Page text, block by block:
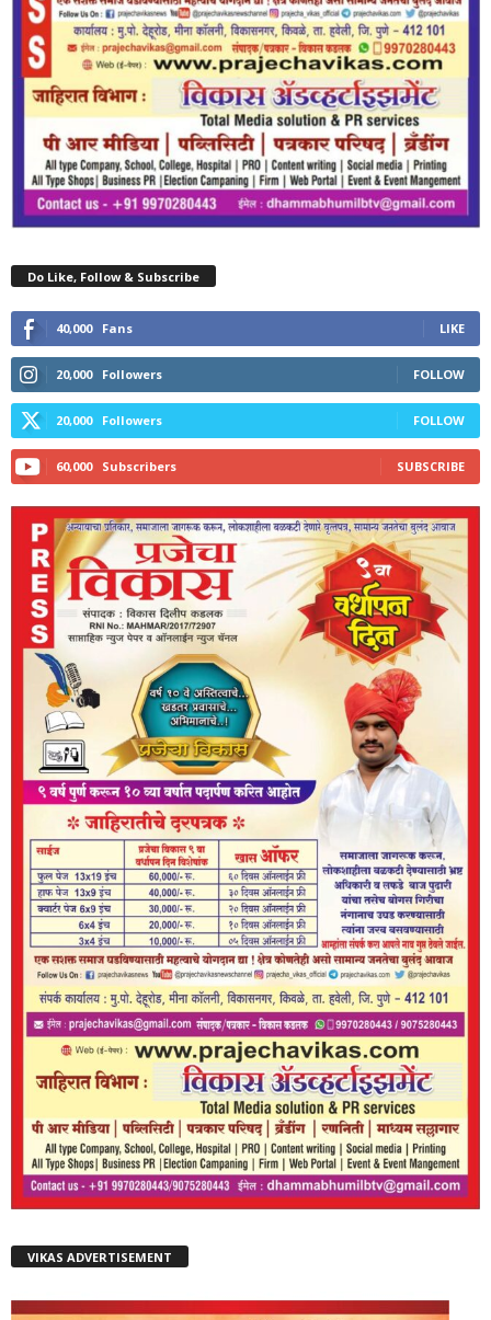
Do Like, Follow & Subscribe
40,000 Fans LIKE
20,000 Followers FOLLOW
20,000 Followers FOLLOW
60,000 Subscribers SUBSCRIBE
VIKAS ADVERTISEMENT